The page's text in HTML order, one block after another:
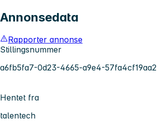
Annonsedata
Rapporter annonse
Stillingsnummer
a6fb5fa7-0d23-4665-a9e4-57fa4cf19aa2
Hentet fra
talentech